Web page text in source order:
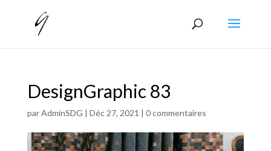
DesignGraphic 83
parAdminSDG | Déc 27, 2021 | 0 commentaires